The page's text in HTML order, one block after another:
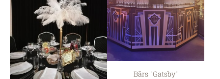
Bārs "Gatsby"